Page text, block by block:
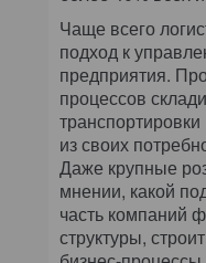
Чаще всего
подход к
предприятия.
процессов
из своих
Даже крупные
мнении, какой
часть компаний
структуры,